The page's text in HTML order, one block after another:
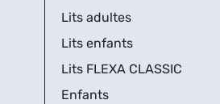
Lits adultes
Lits enfants
Lits FLEXA CLASSIC
Enfants